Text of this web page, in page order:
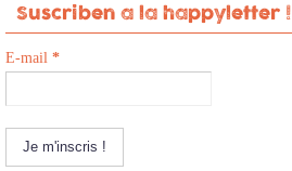
Suscriben a la happyletter !
E-mail *